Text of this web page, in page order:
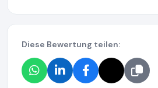
Diese Bewertung teilen: